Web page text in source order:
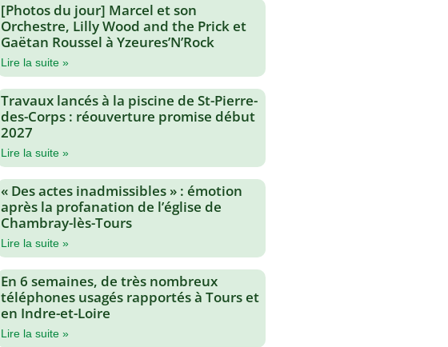
[Photos du jour] Marcel et son
Orchestre, Lilly Wood and the Prick et
Gaëtan Roussel à Yzeures’N’Rock
Lire la suite »
Travaux lancés à la piscine de St-Pierre-
des-Corps : réouverture promise début
2027
Lire la suite »
« Des actes inadmissibles » : émotion
après la profanation de l’église de
Chambray-lès-Tours
Lire la suite »
En 6 semaines, de très nombreux
téléphones usagés rapportés à Tours et
en Indre-et-Loire
Lire la suite »